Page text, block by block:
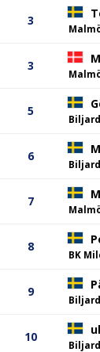
3
3
5
6
7
8
BK
9
10